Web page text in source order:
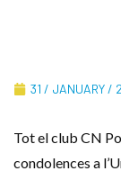
31 / JANUARY /
Tot el club CN
condolences a